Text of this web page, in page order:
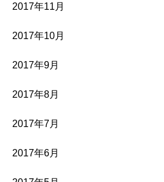
2017年11月
2017年10月
2017年9月
2017年8月
2017年7月
2017年6月